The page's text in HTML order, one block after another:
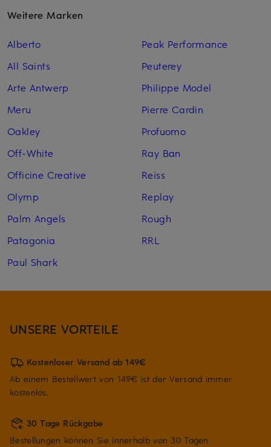
Weitere Marken
Alberto
All Saints
Arte Antwerp
Meru
Oakley
Off-White
Officine Creative
Olymp
Palm Angels
Patagonia
Paul Shark
Peak Performance
Peuterey
Philippe Model
Pierre Cardin
Profuomo
Ray Ban
Reiss
Replay
Rough
RRL
UNSERE VORTEILE
Kostenloser Versand ab 149€
Ab einem Bestellwert von 149€ ist der Versand immer
kostenlos.
30 Tage Rückgabe
Bestellungen können Sie innerhalb von 30 Tagen